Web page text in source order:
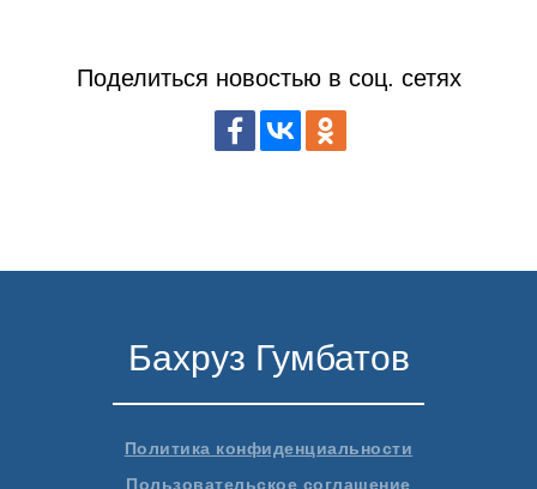
Поделиться новостью в соц. сетях
Бахруз Гумбатов
Политика конфиденциальности
Пользовательское соглашение